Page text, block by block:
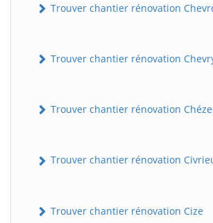
Trouver chantier rénovation
Trouver chantier rénovation
Trouver chantier rénovation
Trouver chantier rénovation
Trouver chantier rénovation Cize